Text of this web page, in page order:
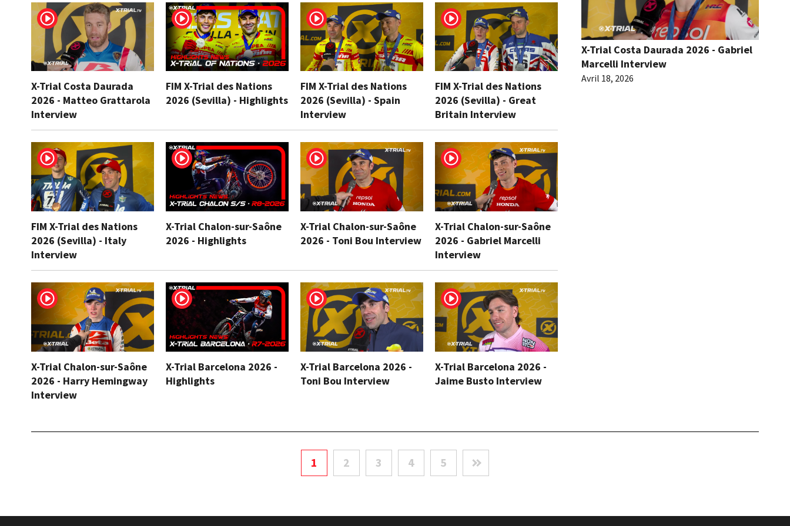
X-Trial Costa Daurada 2026 - Gabriel
Marcelli Interview
Avril 18, 2026
X-Trial Costa Daurada
2026 - Matteo Grattarola
Interview
FIM X-Trial des Nations
2026 (Sevilla) - Highlights
FIM X-Trial des Nations
2026 (Sevilla) - Spain
Interview
FIM X-Trial des Nations
2026 (Sevilla) - Great
Britain Interview
FIM X-Trial des Nations
2026 (Sevilla) - Italy
Interview
X-Trial Chalon-sur-Saône
2026 - Highlights
X-Trial Chalon-sur-Saône
2026 - Toni Bou Interview
X-Trial Chalon-sur-Saône
2026 - Gabriel Marcelli
Interview
X-Trial Chalon-sur-Saône
2026 - Harry Hemingway
Interview
X-Trial Barcelona 2026 -
Highlights
X-Trial Barcelona 2026 -
Toni Bou Interview
X-Trial Barcelona 2026 -
Jaime Busto Interview
1 2 3 4 5